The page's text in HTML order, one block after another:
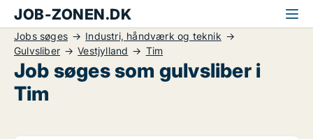
JOB-ZONEN.DK
Jobs søges
Industri, håndværk og teknik
Gulvsliber
Vestjylland Tim
Job søges som gulvsliber i
Tim